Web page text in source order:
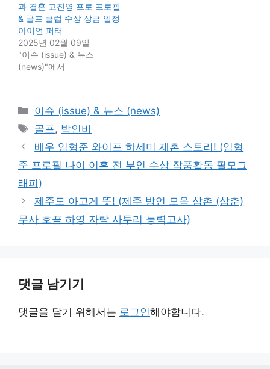
과 결혼 고진영 프로 프로필
& 골프 클럽 수상 상금 일정
아이언 퍼터
2025년 02월 09일
"이슈 (issue) & 뉴스
(news)"에서
카
테
리
이슈 (issue) & 뉴스 (news)
태
그
골프 , 박인비
배우 임형준 와이프 하세미 재혼 스토리! (임형
준 프로필 나이 이혼 전 부인 수상 작품활동 필모그
래피)
제주도 아고게 뜻! (제주 방언 모음 삼촌 (삼춘)
무사 호끔 하영 자락 사투리 능력고사)
댓글 남기기
댓글을 달기 위해서는 로그인해야합니다.